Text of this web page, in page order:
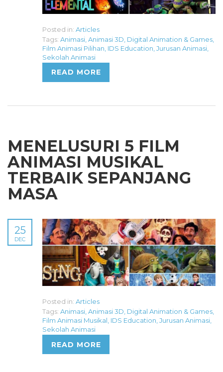
Posted in: Articles
Tags: Animasi Animasi 3D Digital Animation & Games
Film Animasi Pilihan IDS Education Jurusan Animasi
Sekolah Animasi
READ MORE
MENELUSURI 5 FILM
ANIMASI MUSIKAL
TERBAIK SEPANJANG
MASA
25
DEC
Posted in: Articles
Tags: Animasi Animasi 3D Digital Animation & Games
Film Animasi Musikal IDS Education Jurusan Animasi
Sekolah Animasi
READ MORE